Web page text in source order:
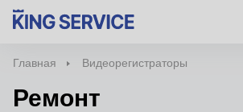
Главная Видеорегистраторы
Ремонт